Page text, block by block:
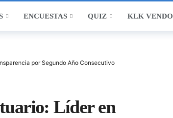
ENCUESTAS QUIZ KLK VENDO
por Segundo Año Consecutivo
Líder en